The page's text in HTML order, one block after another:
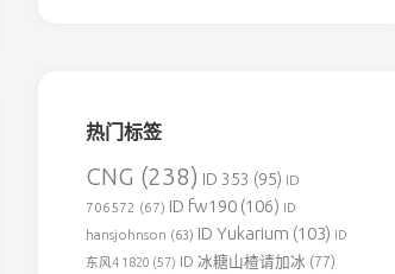
水
泥
专
用
热门标签
CNG (238) ID 353 (95) ID
706572 (67) ID fw190 (106) ID
hansjohnson (63) ID Yukarium (103) ID
东风4 1820 (57) ID 冰糖山楂请加冰 (77)